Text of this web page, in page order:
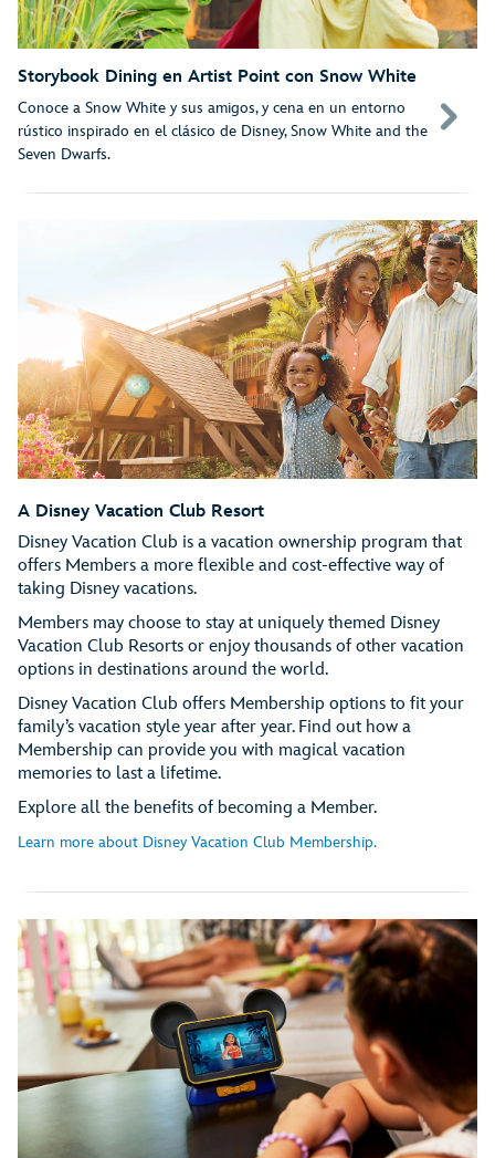
Storybook Dining en Artist Point con Snow White
Conoce a Snow White y sus amigos, y cena en un entorno
rústico inspirado en el clásico de Disney, Snow White and the
Seven Dwarfs.
A Disney Vacation Club Resort
Disney Vacation Club is a vacation ownership program that
offers Members a more flexible and cost-effective way of
taking Disney vacations.
Members may choose to stay at uniquely themed Disney
Vacation Club Resorts or enjoy thousands of other vacation
options in destinations around the world.
Disney Vacation Club offers Membership options to fit your
family’s vacation style year after year. Find out how a
Membership can provide you with magical vacation
memories to last a lifetime.
Explore all the benefits of becoming a Member.
Learn more about Disney Vacation Club Membership.